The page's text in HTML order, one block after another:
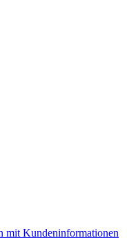
mit Kundeninformationen